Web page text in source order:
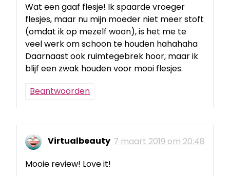
Wat een gaaf flesje! Ik spaarde vroeger
flesjes, maar nu mijn moeder niet meer stoft
(omdat ik op mezelf woon), is het me te
veel werk om schoon te houden hahahaha
Daarnaast ook ruimtegebrek hoor, maar ik
blijf een zwak houden voor mooi flesjes.
Beantwoorden
Virtualbeauty 7 maart 2019 om 20:48
Mooie review! Love it!